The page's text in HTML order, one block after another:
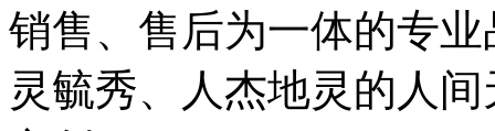
销售、售后为一体的专
灵毓秀、人杰地灵的人